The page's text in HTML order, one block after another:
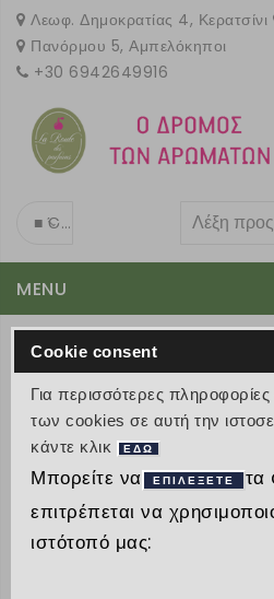
Λεωφ. Δημοκρατίας 4, Κερατσίνι
Πανόρμου 5, Αμπελόκηποι
+30 6942649916
■ Όλες τις κατηγορίες
MENU
Τα
" Ο
Cookie consent
Για περισσότερες
των cookies σε αυτή την
κάντε κλικ
ΕΔΩ
Μπορείτε να ΕΠΙΛΕΞΕΤΕ
τα
επιτρέπεται να
ιστότοπό μας: